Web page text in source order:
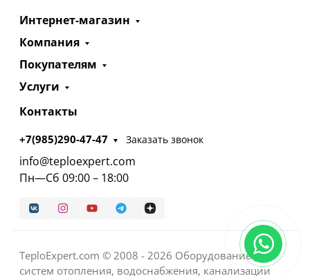
Интернет-магазин
Компания
Покупателям
Услуги
Контакты
+7(985)290-47-47 Заказать звонок
info@teploexpert.com
Пн—Сб 09:00 – 18:00
TeploExpert.com © 2008 - 2026 Оборудование для
систем отопления, водоснабжения, канализации